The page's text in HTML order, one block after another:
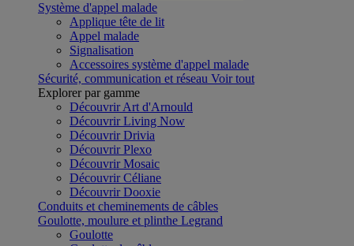
Système d'appel malade
Applique tête de lit
Appel malade
Signalisation
Accessoires système d'appel malade
Sécurité, communication et réseau Voir tout
Explorer par gamme
Découvrir Art d'Arnould
Découvrir Living Now
Découvrir Drivia
Découvrir Plexo
Découvrir Mosaic
Découvrir Céliane
Découvrir Dooxie
Conduits et cheminements de câbles
Goulotte, moulure et plinthe Legrand
Goulotte